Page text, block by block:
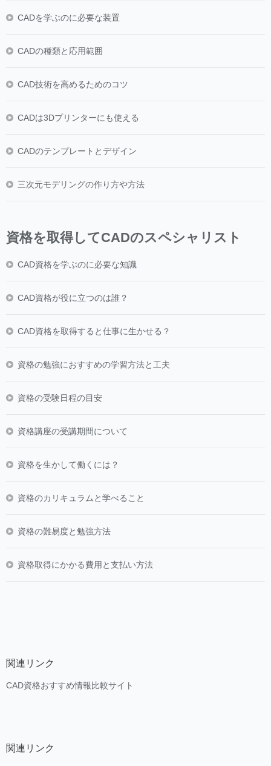
CADを学ぶのに必要な装置
CADの種類と応用範囲
CAD技術を高めるためのコツ
CADは3Dプリンターにも使える
CADのテンプレートとデザイン
三次元モデリングの作り方や方法
資格を取得してCADのスペシャリスト
CAD資格を学ぶのに必要な知識
CAD資格が役に立つのは誰？
CAD資格を取得すると仕事に生かせる？
資格の勉強におすすめの学習方法と工夫
資格の受験日程の目安
資格講座の受講期間について
資格を生かして働くには？
資格のカリキュラムと学べること
資格の難易度と勉強方法
資格取得にかかる費用と支払い方法
関連リンク
CAD資格おすすめ情報比較サイト
関連リンク